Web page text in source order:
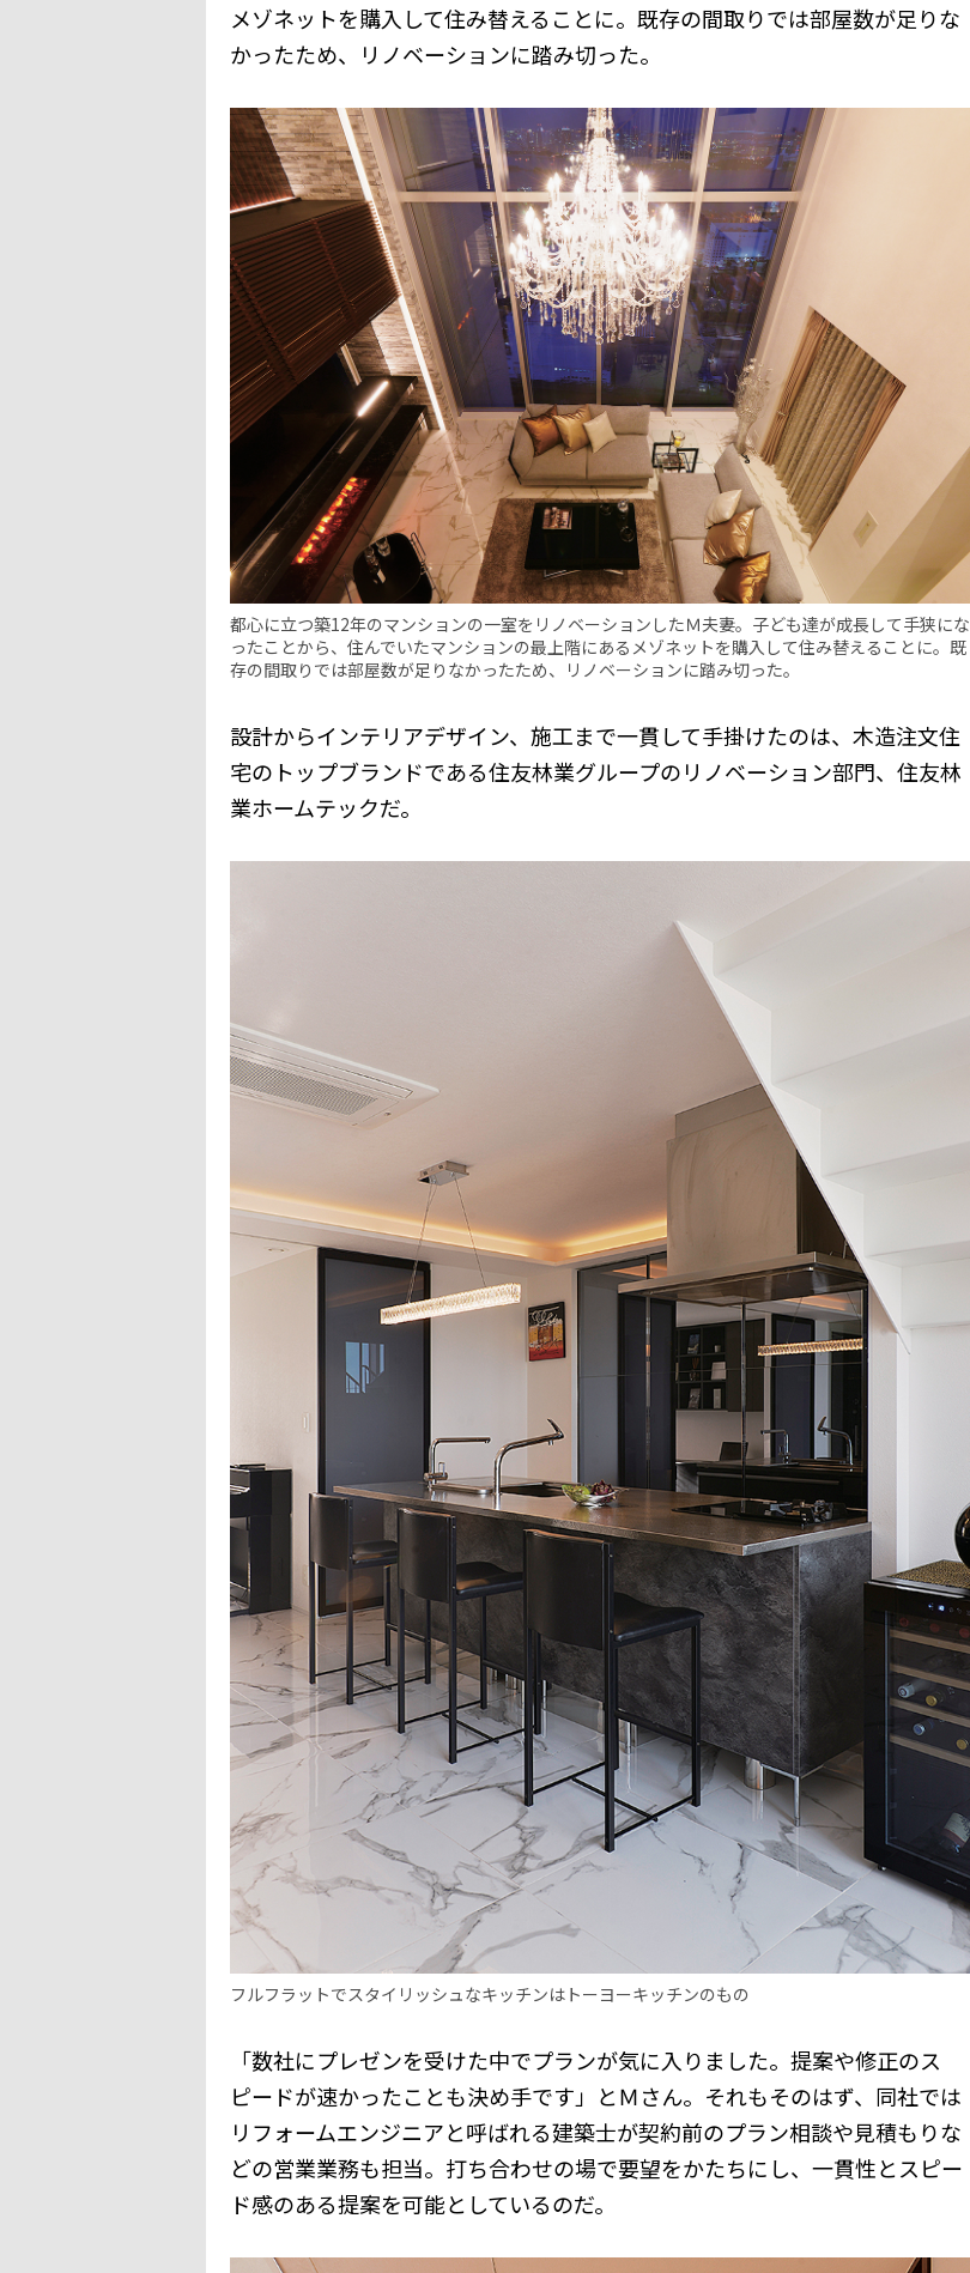
メゾネットを購入して住み替えることに。既存の間取りでは部屋数が足りな
かったため、リノベーションに踏み切った。
都心に立つ築12年のマンションの一室をリノベーションしたＭ夫妻。子ども達が成長して手狭にな
ったことから、住んでいたマンションの最上階にあるメゾネットを購入して住み替えることに。既
存の間取りでは部屋数が足りなかったため、リノベーションに踏み切った。
設計からインテリアデザイン、施工まで一貫して手掛けたのは、木造注文住
宅のトップブランドである住友林業グループのリノベーション部門、住友林
業ホームテックだ。
フルフラットでスタイリッシュなキッチンはトーヨーキッチンのもの
「数社にプレゼンを受けた中でプランが気に入りました。提案や修正のス
ピードが速かったことも決め手です」とＭさん。それもそのはず、同社では
リフォームエンジニアと呼ばれる建築士が契約前のプラン相談や見積もりな
どの営業業務も担当。打ち合わせの場で要望をかたちにし、一貫性とスピー
ド感のある提案を可能としているのだ。